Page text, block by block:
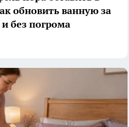
обновить ванную за
без погрома